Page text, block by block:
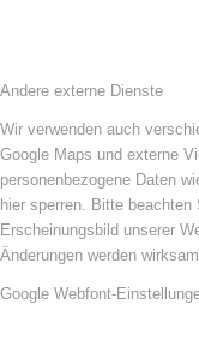
Andere externe Dienste
Wir verwenden auch
Google Maps und externe
personenbezogene Daten
hier sperren. Bitte
Erscheinungsbild unserer
Änderungen werden
Google Webfont-